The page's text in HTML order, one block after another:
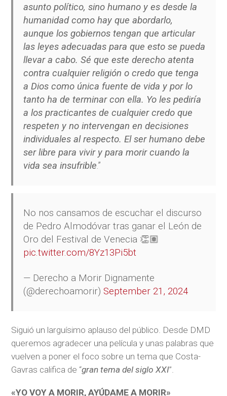
asunto político, sino humano y es desde la
humanidad como hay que abordarlo,
aunque los gobiernos tengan que articular
las leyes adecuadas para que esto se pueda
llevar a cabo.Sé que este derecho atenta
contra cualquier religión o credo que tenga
a Dios como única fuente de vida y por lo
tanto ha de terminar con ella. Yo les pediría
a los practicantes de cualquier credo que
respeten y no intervengan en decisiones
individuales al respecto. El ser humano debe
ser libre para vivir y para morir cuando la
vida sea insufrible.”
No nos cansamos de escuchar el discurso
de Pedro Almodóvar tras ganar el León de
Oro del Festival de Venecia 👏🏽
pic.twitter.com/8Yz13Pi5bt
— Derecho a Morir Dignamente
(@derechoamorir)September 21, 2024
Siguió un larguísimo aplauso del público. Desde DMD
queremos agradecer una película y unas palabras que
vuelven a poner el foco sobre un tema que Costa-
Gavras califica de “gran tema del siglo XXI”.
«YO VOY A MORIR, AYÚDAME A MORIR»